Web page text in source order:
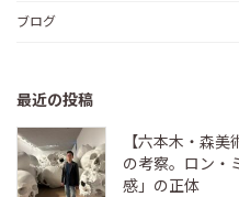
ブログ
最近の投稿
【六本木・森
の考察。ロン・
感」の正体